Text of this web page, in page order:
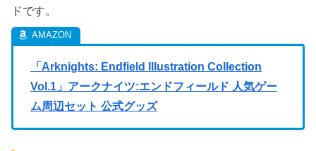
ドです。
「Arknights: Endfield Illustration Collection
Vol.1」アークナイツ:エンドフィールド 人気ゲー
ム周辺セット 公式グッズ